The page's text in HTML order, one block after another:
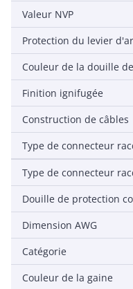
Valeur NVP
Finition ignifugée
Construction de câbles
Dimension AWG
Catégorie
Couleur de la gaine